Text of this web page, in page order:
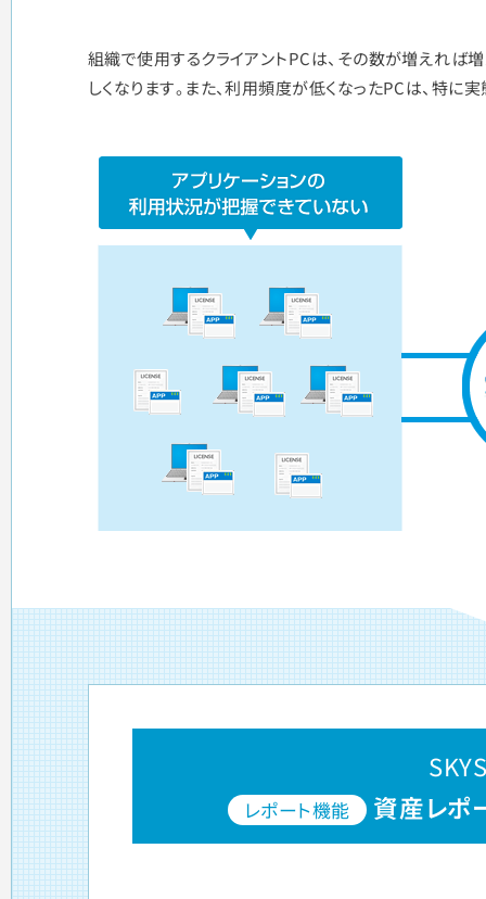
組織で使用するクライアントPCは、その数が増えれば
しくなります。また、利用頻度が低くなったPCは、特に
レポート機能 資産レポ